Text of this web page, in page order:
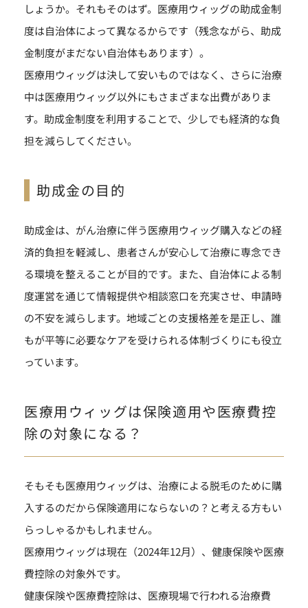
しょうか。それもそのはず。医療用ウィッグの助成金制
度は自治体によって異なるからです（残念ながら、助成
金制度がまだない自治体もあります）。
医療用ウィッグは決して安いものではなく、さらに治療
中は医療用ウィッグ以外にもさまざまな出費がありま
す。助成金制度を利用することで、少しでも経済的な負
担を減らしてください。
助成金の目的
助成金は、がん治療に伴う医療用ウィッグ購入などの経
済的負担を軽減し、患者さんが安心して治療に専念でき
る環境を整えることが目的です。また、自治体による制
度運営を通じて情報提供や相談窓口を充実させ、申請時
の不安を減らします。地域ごとの支援格差を是正し、誰
もが平等に必要なケアを受けられる体制づくりにも役立
っています。
医療用ウィッグは保険適用や医療費控
除の対象になる？
そもそも医療用ウィッグは、治療による脱毛のために購
入するのだから保険適用にならないの？と考える方もい
らっしゃるかもしれません。
医療用ウィッグは現在（2024年12月）、健康保険や医療
費控除の対象外です。
健康保険や医療費控除は、医療現場で行われる治療費